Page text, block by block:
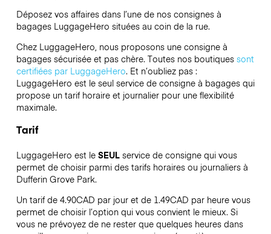
Déposez vos affaires dans l’une de nos consignes à
bagages LuggageHero situées au coin de la rue.
Chez LuggageHero, nous proposons une consigne à
bagages sécurisée et pas chère. Toutes nos boutiques sont
certifiées par LuggageHero. Et n’oubliez pas :
LuggageHero est le seul service de consigne à bagages qui
propose un tarif horaire et journalier pour une flexibilité
maximale.
Tarif
LuggageHero est le SEULservice de consigne qui vous
permet de choisir parmi des tarifs horaires ou journaliers à
Dufferin Grove Park.
Un tarif de 4.90CAD par jour et de 1.49CAD par heure vous
permet de choisir l’option qui vous convient le mieux. Si
vous ne prévoyez de ne rester que quelques heures dans